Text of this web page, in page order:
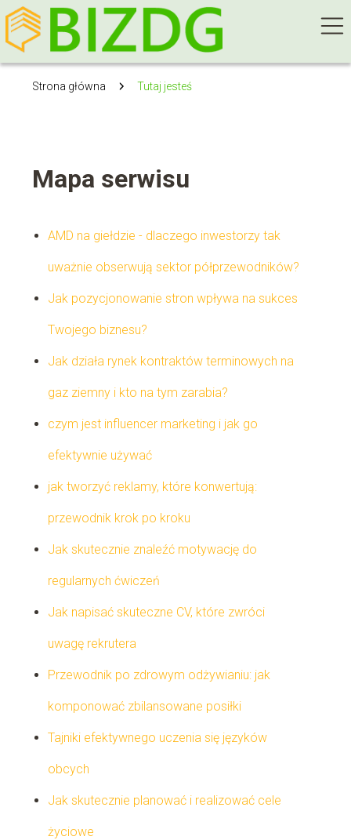
Strona główna Tutaj jesteś
Mapa serwisu
AMD na giełdzie - dlaczego inwestorzy tak
uważnie obserwują sektor półprzewodników?
Jak pozycjonowanie stron wpływa na sukces
Twojego biznesu?
Jak działa rynek kontraktów terminowych na
gaz ziemny i kto na tym zarabia?
czym jest influencer marketing i jak go
efektywnie używać
jak tworzyć reklamy, które konwertują:
przewodnik krok po kroku
Jak skutecznie znaleźć motywację do
regularnych ćwiczeń
Jak napisać skuteczne CV, które zwróci
uwagę rekrutera
Przewodnik po zdrowym odżywianiu: jak
komponować zbilansowane posiłki
Tajniki efektywnego uczenia się języków
obcych
Jak skutecznie planować i realizować cele
życiowe